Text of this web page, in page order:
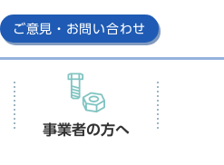
ご意見・お問い合わせ
事業者の方へ